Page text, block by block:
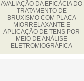
AVALIAÇÃO DA EFICÁCIA DO
TRATAMENTO DE
BRUXISMO COM PLACA
MIORRELAXANTE E
APLICAÇÃO DE TENS POR
MEIO DE ANÁLISE
ELETROMIOGRÁFICA